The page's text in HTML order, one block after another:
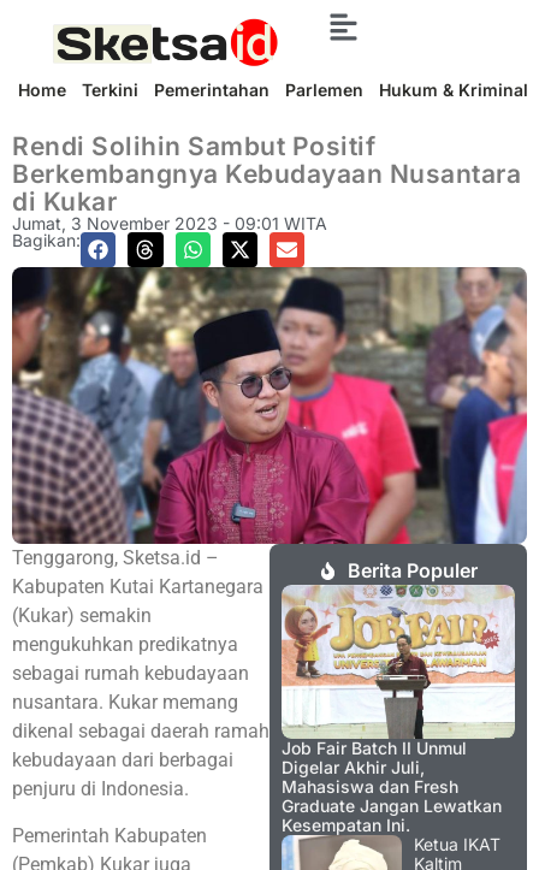
Home Terkini Pemerintahan Parlemen Hukum & Kriminal
Rendi Solihin Sambut Positif
Berkembangnya Kebudayaan Nusantara
di Kukar
Jumat, 3 November 2023 - 09:01 WITA
Bagikan:
Tenggarong, Sketsa.id –
Kabupaten Kutai Kartanegara
(Kukar) semakin
mengukuhkan predikatnya
sebagai rumah kebudayaan
nusantara. Kukar memang
dikenal sebagai daerah ramah
kebudayaan dari berbagai
penjuru di Indonesia.
Pemerintah Kabupaten
(Pemkab) Kukar juga
Berita Populer
Job Fair Batch II Unmul
Digelar Akhir Juli,
Mahasiswa dan Fresh
Graduate Jangan Lewatkan
Kesempatan Ini.
Ketua IKAT
Kaltim